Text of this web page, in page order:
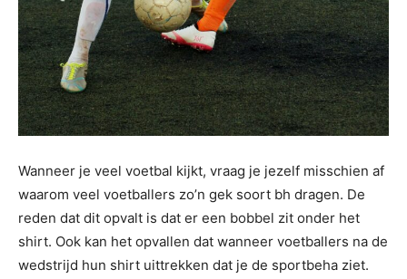
Wanneer je veel voetbal kijkt, vraag je jezelf misschien af
waarom veel voetballers zo’n gek soort bh dragen. De
reden dat dit opvalt is dat er een bobbel zit onder het
shirt. Ook kan het opvallen dat wanneer voetballers na de
wedstrijd hun shirt uittrekken dat je de sportbeha ziet.